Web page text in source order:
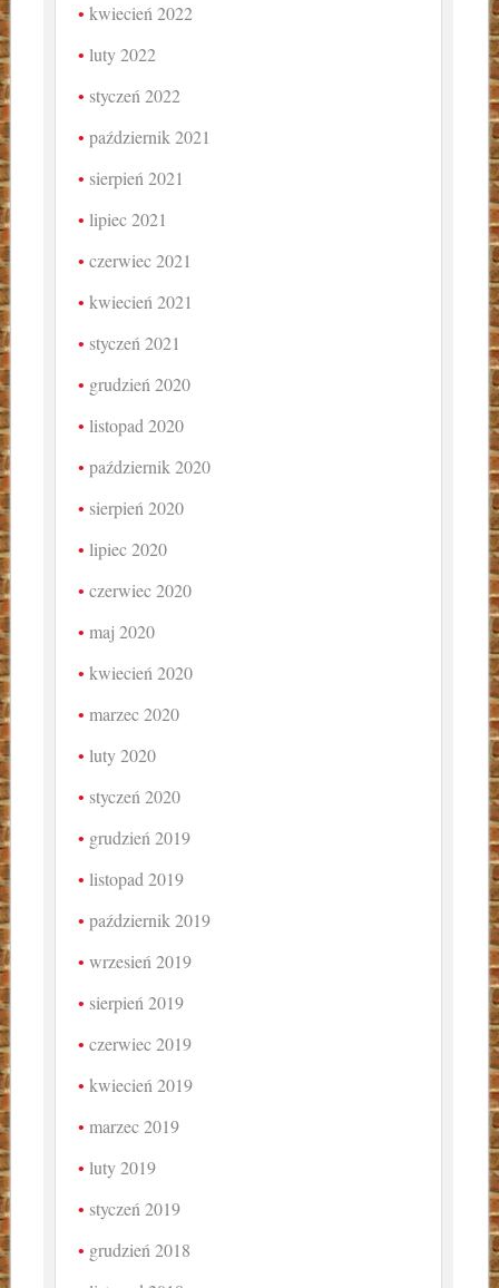
kwiecień 2022
luty 2022
styczeń 2022
październik 2021
sierpień 2021
lipiec 2021
czerwiec 2021
kwiecień 2021
styczeń 2021
grudzień 2020
listopad 2020
październik 2020
sierpień 2020
lipiec 2020
czerwiec 2020
maj 2020
kwiecień 2020
marzec 2020
luty 2020
styczeń 2020
grudzień 2019
listopad 2019
październik 2019
wrzesień 2019
sierpień 2019
czerwiec 2019
kwiecień 2019
marzec 2019
luty 2019
styczeń 2019
grudzień 2018